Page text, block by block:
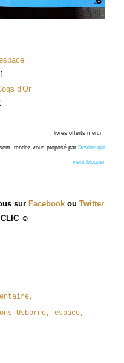
d'Or
livres offerts merci
rendez-vous proposé par Devine qui
vient bloguer
sur Facebookou Twitter
☺
Usborne
espace